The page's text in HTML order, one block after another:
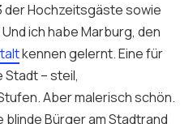
Hochzeitsgäste sowie
ich habe Marburg, den
kennen gelernt. Eine für
– steil,
Aber malerisch schön.
Bürger am Stadtrand